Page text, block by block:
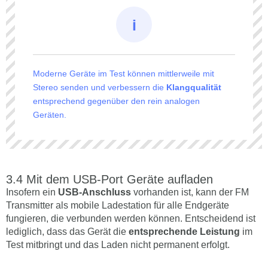
Moderne Geräte im Test können mittlerweile mit
Stereo senden und verbessern die Klangqualität
entsprechend gegenüber den rein analogen
Geräten.
Mit dem USB-Port Geräte aufladen
Insofern ein USB-Anschluss vorhanden ist, kann der FM
Transmitter als mobile Ladestation für alle Endgeräte
fungieren, die verbunden werden können. Entscheidend ist
lediglich, dass das Gerät die entsprechende Leistung im
Test mitbringt und das Laden nicht permanent erfolgt.